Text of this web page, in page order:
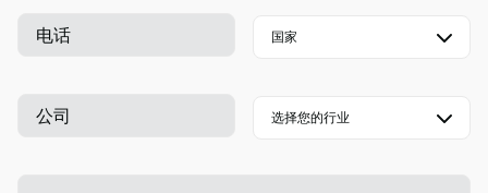
电话
公司